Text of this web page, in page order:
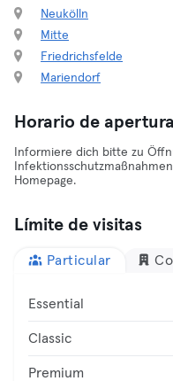
Neukölln
Mitte
Friedrichsfelde
Mariendorf
Horario de apertura
Informiere dich bitte zu
Homepage.
Límite de visitas
Particular
Essential
Classic
Premium